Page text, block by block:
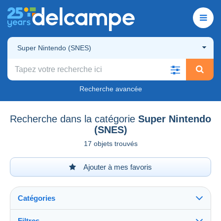
Super Nintendo (SNES)
Recherche avancée
Recherche dans la catégorie Super Nintendo
(SNES)
17 objets trouvés
Ajouter à mes favoris
Catégories